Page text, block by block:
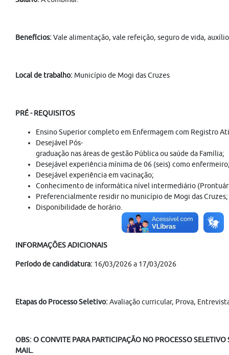
Benefícios:Vale alimentação, vale refeição, seguro de vida,
Local de trabalho: Município de Mogi das Cruzes
PRÉ - REQUISITOS
Ensino Superior completo em Enfermagem com Registro
Desejável Pós-
graduação nas áreas de gestão Pública ou saúde da Família;
Desejável experiência mínima de 06 (seis) como
Desejável experiência em vacinação;
Conhecimento de informática nível intermediário
Preferencialmente residir no município de Mogi das Cruzes;
Disponibilidade de horário.
INFORMAÇÕES ADICIONAIS
Período de candidatura: 16/03/2026 a 17/03/2026
Etapas do Processo Seletivo:Avaliação curricular, Prova,
OBS: O CONVITE PARA PARTICIPAÇÃO NO PROCESSO SELETIVO
MAIL.